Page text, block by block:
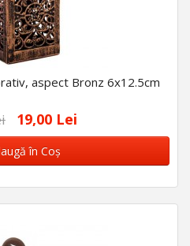
aspect Bronz 6x12.5cm
19,00 Lei
în Coş